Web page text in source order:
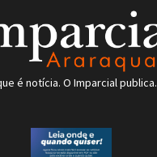
é notícia. O Imparcial publica.